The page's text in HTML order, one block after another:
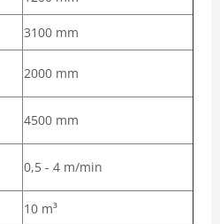
3100 mm
2000 mm
4500 mm
0,5 - 4 m/min
10 m³